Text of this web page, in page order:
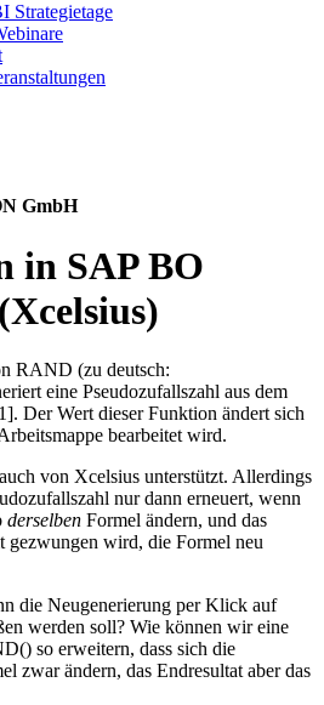
GmbH
in SAP BO
RAND (zu deutsch:
eine Pseudozufallszahl aus dem
Der Wert dieser Funktion ändert sich
bearbeitet wird.
von Xcelsius unterstützt. Allerdings
nur dann erneuert, wenn
derselben Formel ändern, und das
gezwungen wird, die Formel neu
die Neugenerierung per Klick auf
werden soll? Wie können wir eine
so erweitern, dass sich die
zwar ändern, das Endresultat aber das